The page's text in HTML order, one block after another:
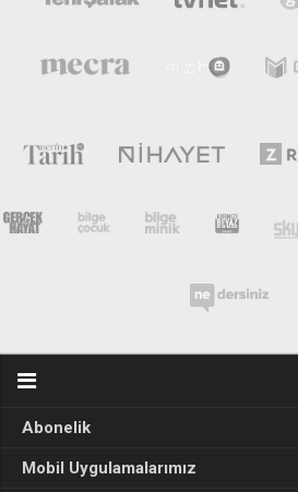
Abonelik
Mobil Uygulamalarımız